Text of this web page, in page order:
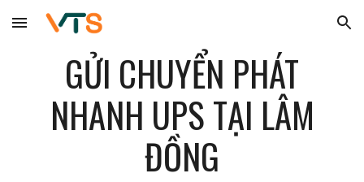
Skip to main content Skip to navigation
GỬI CHUYỂN PHÁT
NHANH UPS TẠI LÂM
ĐỒNG